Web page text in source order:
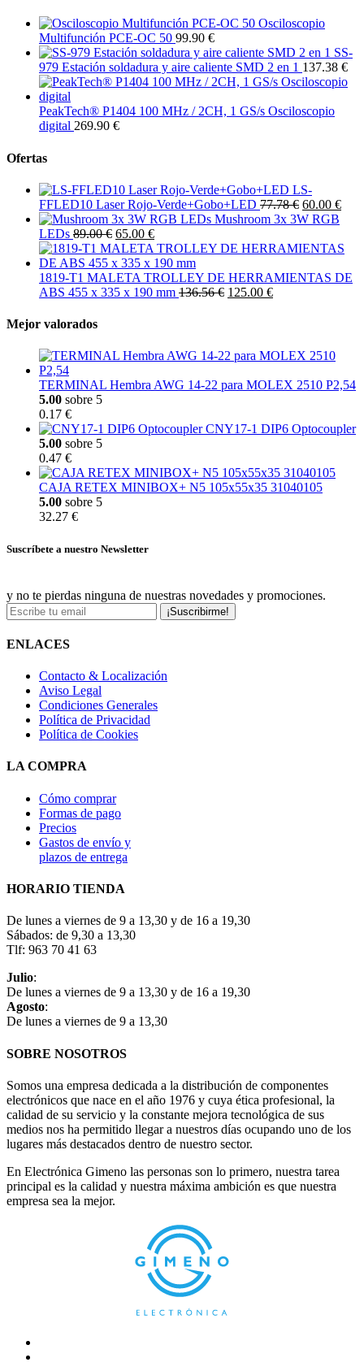
Osciloscopio
Multifunción PCE-OC 50 99.90 €
SS-
979 Estación soldadura y aire caliente SMD 2 en 1 137.38 €
PeakTech® P1404 100 MHz / 2CH, 1 GS/s Osciloscopio
digital 269.90 €
Ofertas
LS-
FFLED10 Laser Rojo-Verde+Gobo+LED 77.78 € 60.00 €
Mushroom 3x 3W RGB
LEDs 89.00 € 65.00 €
1819-T1 MALETA TROLLEY DE HERRAMIENTAS DE
ABS 455 x 335 x 190 mm 136.56 € 125.00 €
Mejor valorados
TERMINAL Hembra AWG 14-22 para MOLEX 2510 P2,54
5.00 sobre 5
0.17 €
CNY17-1 DIP6 Optocoupler
5.00 sobre 5
0.47 €
CAJA RETEX MINIBOX+ N5 105x55x35 31040105
5.00 sobre 5
32.27 €
Suscríbete a nuestro Newsletter
y no te pierdas ninguna de nuestras novedades y promociones.
¡Suscribirme!
ENLACES
Contacto & Localización
Aviso Legal
Condiciones Generales
Política de Privacidad
Política de Cookies
LA COMPRA
Cómo comprar
Formas de pago
Precios
Gastos de envío y
plazos de entrega
HORARIO TIENDA
De lunes a viernes de 9 a 13,30 y de 16 a 19,30
Sábados: de 9,30 a 13,30
Tlf: 963 70 41 63
Julio:
De lunes a viernes de 9 a 13,30 y de 16 a 19,30
Agosto:
De lunes a viernes de 9 a 13,30
SOBRE NOSOTROS
Somos una empresa dedicada a la distribución de componentes
electrónicos que nace en el año 1976 y cuya ética profesional, la
calidad de su servicio y la constante mejora tecnológica de sus
medios nos ha permitido llegar a nuestros días ocupando uno de los
lugares más destacados dentro de nuestro sector.
En Electrónica Gimeno las personas son lo primero, nuestra tarea
principal es la calidad y nuestra máxima ambición es que nuestra
empresa sea la mejor.